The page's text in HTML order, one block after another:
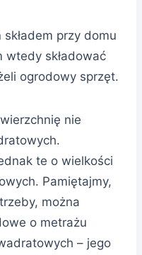
przy domu
wtedy składować
ogrodowy sprzęt.
nie
te o wielkości
Pamiętajmy,
można
o metrażu
– jego